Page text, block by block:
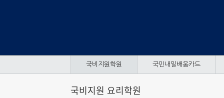
국비지원학원 국민내일배움카드
국비지원 요리학원